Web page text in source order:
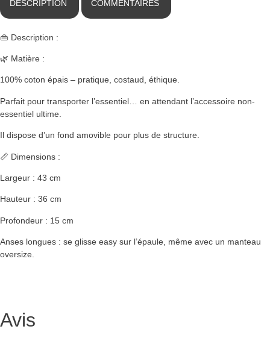
DESCRIPTION COMMENTAIRES
👜 Description :
🌿 Matière :
100% coton épais – pratique, costaud, éthique.
Parfait pour transporter l’essentiel… en attendant l’accessoire non-
essentiel ultime.
Il dispose d’un fond amovible pour plus de structure.
📏 Dimensions :
Largeur : 43 cm
Hauteur : 36 cm
Profondeur : 15 cm
Anses longues : se glisse easy sur l’épaule, même avec un manteau
oversize.
Avis